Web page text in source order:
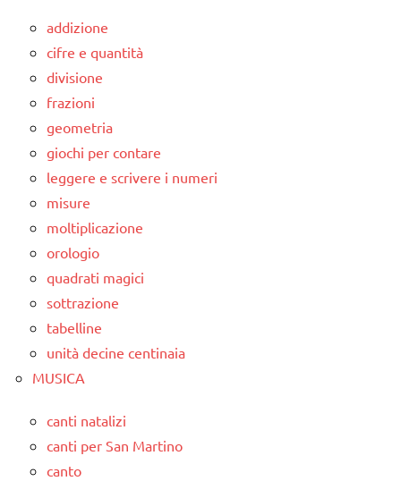
addizione
cifre e quantità
divisione
frazioni
geometria
giochi per contare
leggere e scrivere i numeri
misure
moltiplicazione
orologio
quadrati magici
sottrazione
tabelline
unità decine centinaia
MUSICA
canti natalizi
canti per San Martino
canto